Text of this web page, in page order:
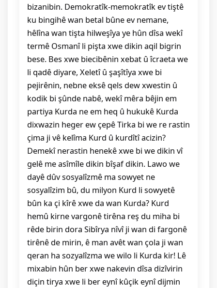
bizanibin. Demokratîk-memokratîk ev tiştê
ku bingihê wan betal bûne ev nemane,
hêlîna wan tişta hilweşîya ye hûn dîsa wekî
termê Osmanî li pişta xwe dikin aqil bigrin
bese. Bes xwe biecibênin xebat û îcraeta we
li qadê diyare, Xeletî û şaşîtîya xwe bi
pejirênin, nebne eksê qels dew xwestin û
kodik bi şûnde nabê, wekî mêra bêjin em
partiya Kurda ne em heq û hukukê Kurda
dixwazin heger ew çepê Tirka bi we re rastin
çima ji vê kelîma Kurd û kurdîtî acizin?
Demekî nerastin henekê xwe bi we dikin vî
gelê me asîmîle dikin bîşaf dikin. Lawo we
dayê dûv sosyalîzmê ma sowyet ne
sosyalîzim bû, du milyon Kurd li sowyetê
bûn ka çi kîrê xwe da wan Kurda? Kurd
hemû kirne vargonê tirêna reş du miha bi
rêde birin dora Sibîrya nîvî ji wan di fargonê
tirênê de mirin, ê man avêt wan çola ji wan
qeran ha sozyalîzma we wilo li Kurda kir! Lê
mixabin hûn ber xwe nakevin dîsa dizîvirin
diçin tirya xwe li ber eynî kûçik eynî dijmin